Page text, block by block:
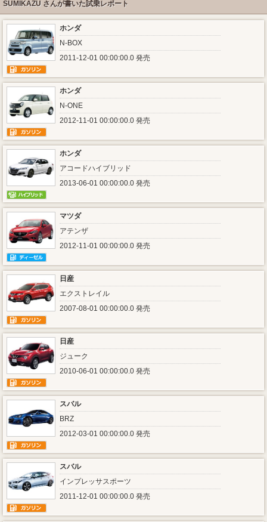
SUMIKAZU さんが書いた試乗レポート
ホンダ
N-BOX
2011-12-01 00:00:00.0 発売
ホンダ
N-ONE
2012-11-01 00:00:00.0 発売
ホンダ
アコードハイブリッド
2013-06-01 00:00:00.0 発売
マツダ
アテンザ
2012-11-01 00:00:00.0 発売
日産
エクストレイル
2007-08-01 00:00:00.0 発売
日産
ジューク
2010-06-01 00:00:00.0 発売
スバル
BRZ
2012-03-01 00:00:00.0 発売
スバル
インプレッサスポーツ
2011-12-01 00:00:00.0 発売